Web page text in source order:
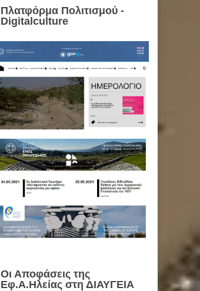
Πλατφόρμα Πολιτισμού -
Digitalculture
Οι Αποφάσεις της
Εφ.Α.Ηλείας στη ΔΙΑΥΓΕΙΑ